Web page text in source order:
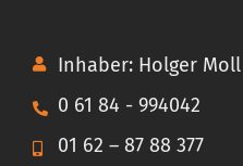
Inhaber: Holger Moll
0 61 84 - 994042
01 62 – 87 88 377